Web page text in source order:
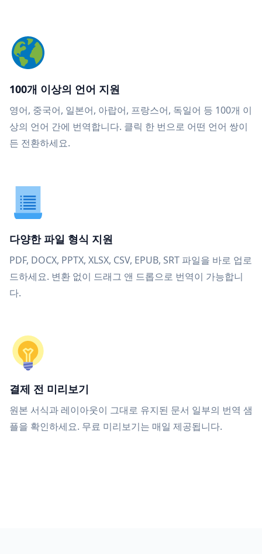
100개 이상의 언어 지원
영어, 중국어, 일본어, 아랍어, 프랑스어, 독일어 등 100개 이
상의 언어 간에 번역합니다. 클릭 한 번으로 어떤 언어 쌍이
든 전환하세요.
다양한 파일 형식 지원
PDF, DOCX, PPTX, XLSX, CSV, EPUB, SRT 파일을 바로 업로
드하세요. 변환 없이 드래그 앤 드롭으로 번역이 가능합니
다.
결제 전 미리보기
원본 서식과 레이아웃이 그대로 유지된 문서 일부의 번역 샘
플을 확인하세요. 무료 미리보기는 매일 제공됩니다.